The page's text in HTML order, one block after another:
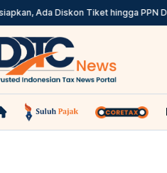
Ada Diskon Tiket hingga PPN